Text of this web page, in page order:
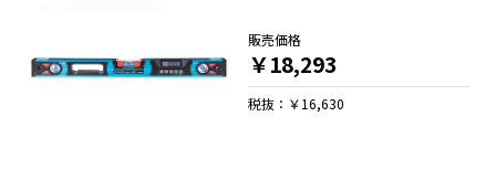
を逆さにすると、デジタル表示も自動的に上下反転 ●操作しや
すい大きいボタン ●デジタル測定は１m当たりの立ち上がりと
角度/勾配を測定可能 ●簡単な手順で誤差を修正する校正機能
付 ●任意の角度でゼロセットできる比較測定機能付 ●ON／
販売価格
￥18,293
税抜：￥16,630